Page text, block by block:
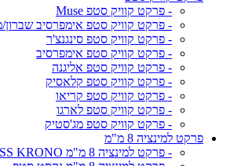
- פרקט קוויק סטפ Muse
- פרקט קוויק סטפ אימפרסיב שברון/
- פרקט קוויק סטפ סינגנצ'ר
- פרקט קוויק סטפ אימפרסיב
- פרקט קוויק סטפ אליגנה
- פרקט קוויק סטפ קלאסיק
- פרקט קוויק סטפ קריאו
- פרקט קוויק סטפ לארגו
- פרקט קוויק סטפ מג'סטיק
פרקט למינציה 8 מ"מ
- פרקט למינציה 8 מ"מ SWISS KRONO